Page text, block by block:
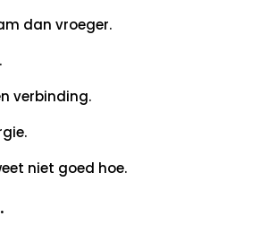
dan vroeger.
verbinding.
niet goed hoe.